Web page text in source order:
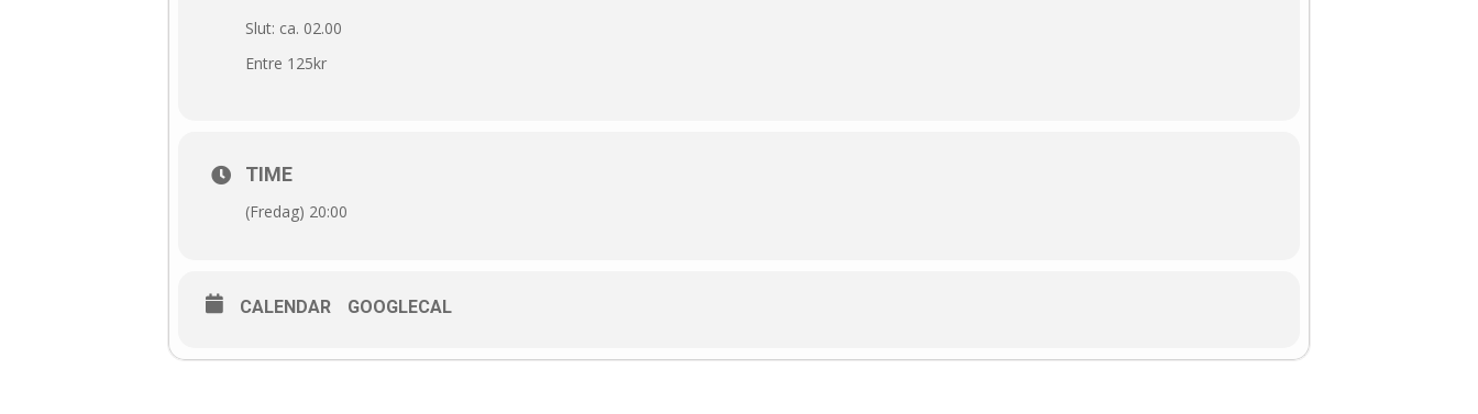
Slut: ca. 02.00
Entre 125kr
TIME
(Fredag) 20:00
CALENDAR GOOGLECAL